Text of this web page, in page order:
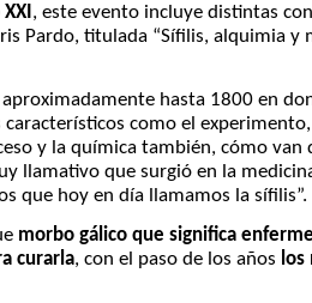
, este evento incluye distintas
Pardo, titulada “Sífilis, alquimia y
hasta 1800 en
como el
y la química también, cómo van
llamativo que surgió en la
que hoy en día llamamos la sífilis”.
morbo gálico que significa
curarla, con el paso de los años